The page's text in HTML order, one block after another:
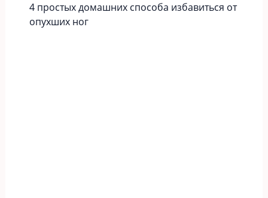
4 простых домашних способа избавиться от
опухших ног